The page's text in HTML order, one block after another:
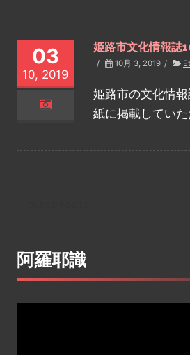
03
10, 2019
姫路市文化情報誌
/ 10月 3, 2019 /
姫路市の文化情
紙に掲載してい
navigation
阿羅耶識